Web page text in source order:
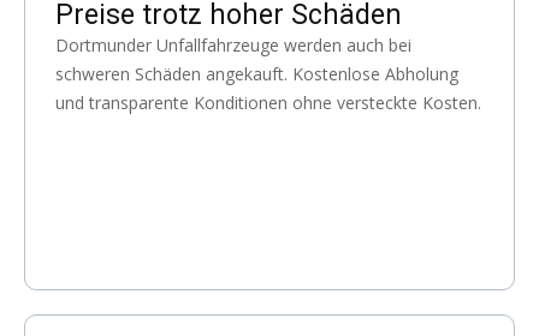
Preise trotz hoher Schäden
Dortmunder Unfallfahrzeuge werden auch bei
schweren Schäden angekauft. Kostenlose Abholung
und transparente Konditionen ohne versteckte Kosten.